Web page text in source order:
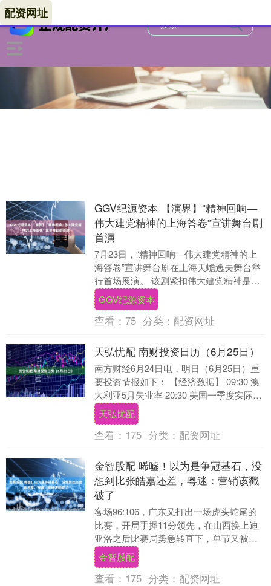
配资网址
GGV纪源资本 【演界】“精神回响—
伟大建党精神的上海答卷”宣讲舞台剧
首演
7月23日，“精神回响—伟大建党精神的上
海答卷”宣讲舞台剧在上海天蟾逸夫舞台举
行首场展演。 该剧紧扣伟大建党精神是中
国共产党精神之源的主题，讲述伟大建党
精神在上....
GGV纪源资本
查看： 75 分类： 配资网址
天弘忧配 南财投资日历（6月25日）
南方财经6月24日电，明日（6月25日）重
要投资情报如下： 【经济数据】 09:30 澳
大利亚5月失业率 20:30 美国一季度实际
GDP年化季环比终值 20:....
天弘忧配
查看： 175 分类： 配资网址
金智股配 唏嘘！以为是争冠基石，没
想到比张皓嘉还差，粤迷：营销该戳
破了
客场96:106，广东又打出一场虎头蛇尾的
比赛，开局手握11分领先，在山西换上迪
亚洛之后比赛局势急转直下，单节又被山
西打了一个20-4反超，后面三节比赛基本
被山....
金智股配
查看： 175 分类： 配资网址